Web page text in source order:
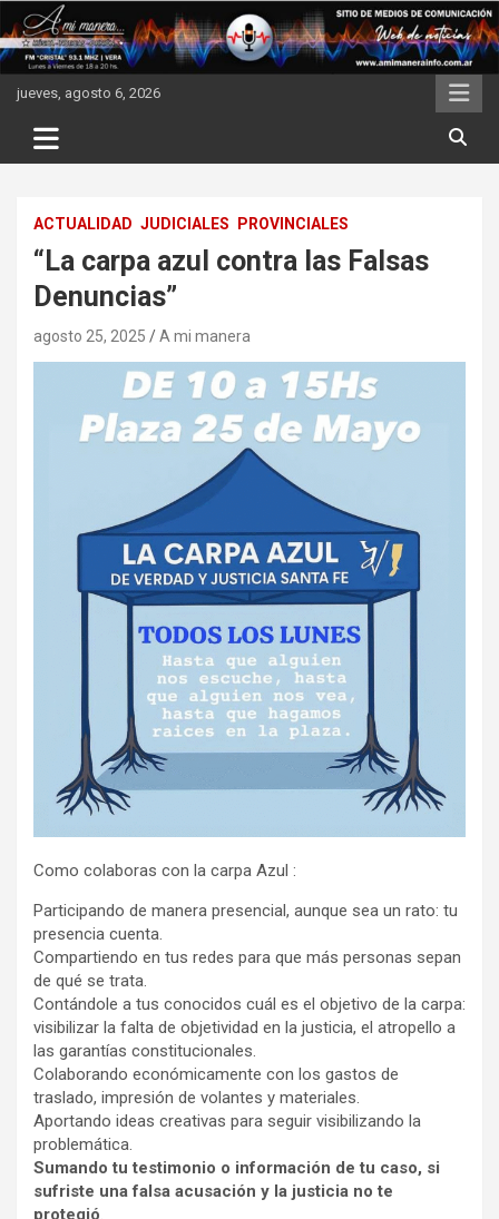
to
content
jueves, agosto 6, 2026
ACTUALIDAD JUDICIALES PROVINCIALES
“La carpa azul contra las Falsas
Denuncias”
agosto 25, 2025 A mi manera
Como colaboras con la carpa Azul :
Participando de manera presencial, aunque sea un rato: tu
presencia cuenta.
Compartiendo en tus redes para que más personas sepan
de qué se trata.
Contándole a tus conocidos cuál es el objetivo de la carpa:
visibilizar la falta de objetividad en la justicia, el atropello a
las garantías constitucionales.
Colaborando económicamente con los gastos de
traslado, impresión de volantes y materiales.
Aportando ideas creativas para seguir visibilizando la
problemática.
Sumando tu testimonio o información de tu caso, si
sufriste una falsa acusación y la justicia no te
protegió.